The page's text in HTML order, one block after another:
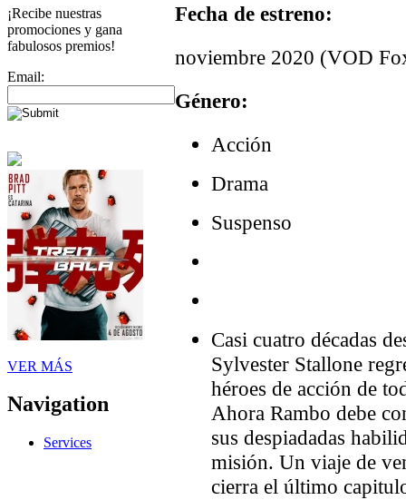
¡Recibe nuestras
promociones y gana
fabulosos premios!
Email:
VER MÁS
Navigation
Services
Fecha de estreno:
noviembre 2020 (VOD
Género:
Acción
Drama
Suspenso
Casi cuatro décadas
Sylvester Stallone
héroes de acción de
Ahora Rambo debe
sus despiadadas
misión. Un viaje de
cierra el último